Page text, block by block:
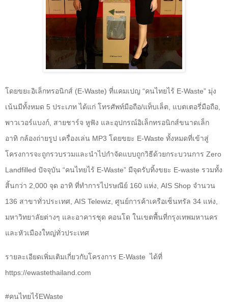
โดยขยะอิเล็กทรอนิกส์ (E-Waste) ที่แคมเปญ “คนไทยไร้ E-Waste” มุ่ง
เน้นมีทั้งหมด 5 ประเภท ได้แก่ โทรศัพท์มือถือ/แท็บเล็ต แบตเตอรี่มือถือ
พาวเวอร์แบงก์ สายชาร์จ หูฟัง และอุปกรณ์อิเล็กทรอนิกส์ขนาดเล็ก
อาทิ กล้องถ่ายรูป เครื่องเล่น MP3 โดยขยะ E-Waste ทั้งหมดที่เข้าสู่
โครงการจะถูกรวบรวมและนำไปกำจัดแบบถูกวิธีด้วยกระบวนการ Zero
Landfilled ปัจจุบัน “คนไทยไร้ E-Waste” มีจุดรับทิ้งขยะ E-waste รวมทั้ง
สิ้นกว่า 2,000 จุด อาทิ ที่ทำการไปรษณีย์ 160 แห่ง , AIS Shop จำนวน
136 สาขาทั่วประเทศ , AIS Telewiz, ศูนย์การค้าเครือเซ็นทรัล 34 แห่ง
มหาวิทยาลัยต่างๆ และอาคารชุด คอนโด ในเขตพื้นที่กรุงเทพมหานคร
และหัวเมืองใหญ่ทั่วประเทศ
รายละเอียดเพิ่มเติมเกี่ยวกับโครงการ E-Waste ได้ที่
https://ewastethailand.com
#คนไทยไร้EWaste